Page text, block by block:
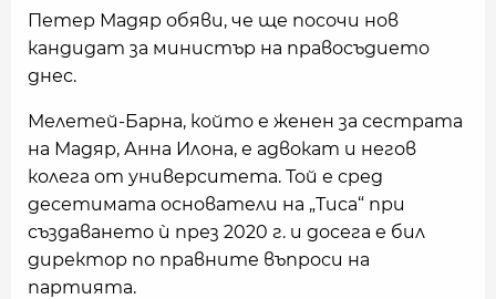
Петер Мадяр обяви, че ще посочи нов
кандидат за министър на правосъдието
днес.
Мелетей-Барна, който е женен за сестрата
на Мадяр, Анна Илона, е адвокат и негов
колега от университета. Той е сред
десетимата основатели на „Тиса“ при
създаването ѝ през 2020 г. и досега е бил
директор по правните въпроси на
партията.